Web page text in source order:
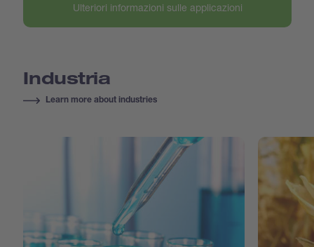
Ulteriori informazioni sulle applicazioni
Industria
Learn more about industries